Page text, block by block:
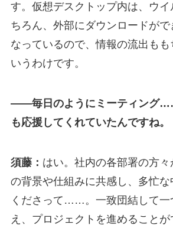
す。仮想デスクトップ内は、ウイ
ちろん、外部にダウンロードが
なっているので、情報の流出もも
いうわけです。
——毎日のようにミーティング
も応援してくれていたんですね。
須藤： はい。社内の各部署の方々
の背景や仕組みに共感し、多忙な
くださって……。一致団結して一
え、プロジェクトを進めること